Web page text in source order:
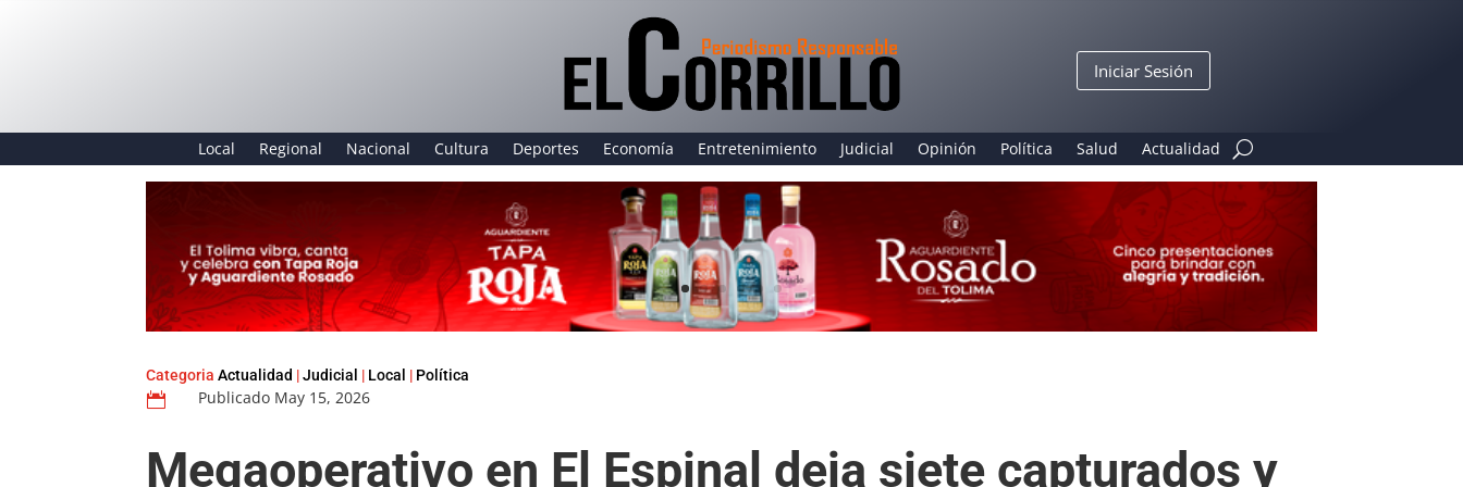
Iniciar Sesión
Local Regional Nacional Cultura Deportes Economía Entretenimiento Judicial Opinión Política Salud Actualidad
CategoriaActualidad |Judicial | Local | Política
 Publicado May 15, 2026
Megaoperativo en El Espinal deja siete capturados y